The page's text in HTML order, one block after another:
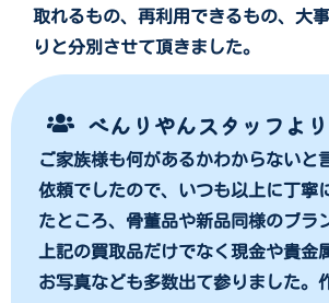
取れるもの、再利用できるもの、大
りと分別させて頂きました。
べんりやんスタッフより
ご家族様も何があるかわからないと
依頼でしたので、いつも以上に丁寧
たところ、骨董品や新品同様のブラ
上記の買取品だけでなく現金や貴金
お写真なども多数出て参りました。